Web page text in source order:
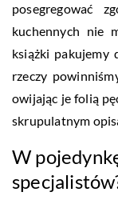
posegregować
kuchennych nie
książki pakujemy
rzeczy
owijając je folią
skrupulatnym
W